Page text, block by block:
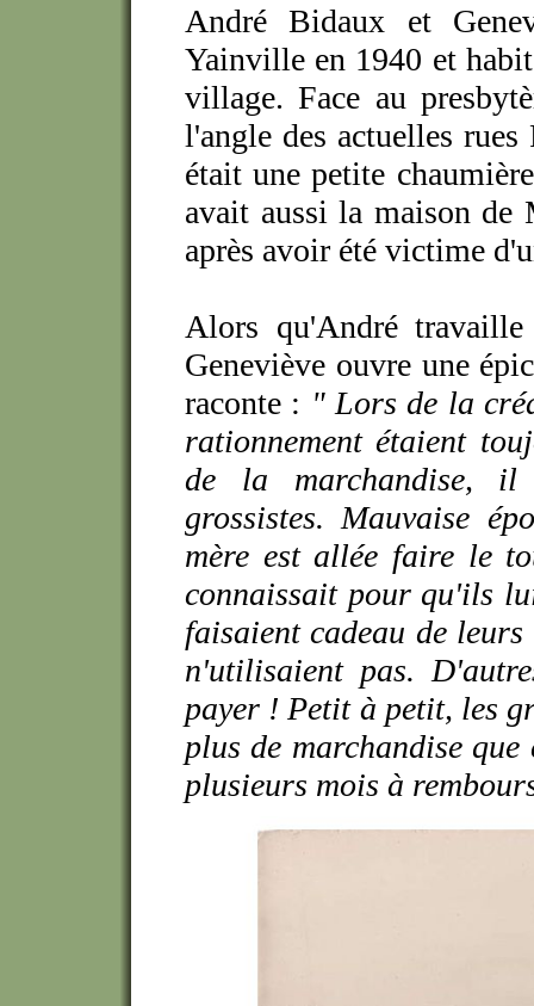
André Bidaux et
Yainville en 1940 et
village.Face au
l'angle des actuelles
était une petite
avait aussi la maison de
après avoir été victime
Alors qu'André
Geneviève ouvre une
raconte : " Lors de la
rationnement étaient
de la marchandise,
grossistes. Mauvaise
mère est allée faire le
connaissait pour qu'ils
faisaient cadeau de
n'utilisaient pas.
payer ! Petit à petit, les
plus de marchandise
plusieurs mois à